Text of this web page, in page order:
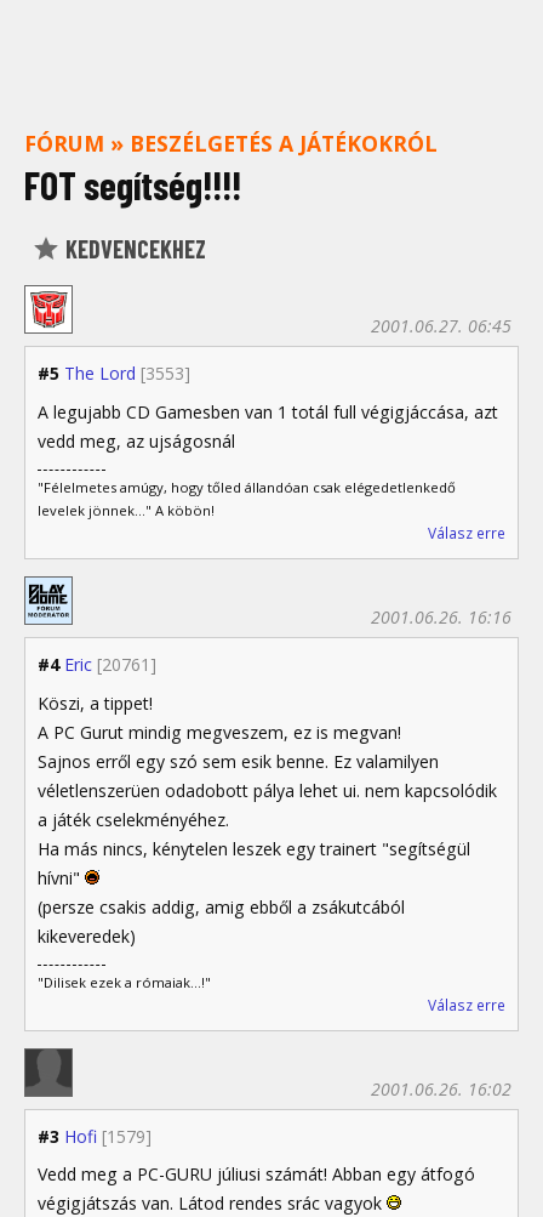
FÓRUM » BESZÉLGETÉS A JÁTÉKOKRÓL
FOT segítség!!!!
KEDVENCEKHEZ
#5 The Lord [3553]
2001.06.27. 06:45
A legujabb CD Gamesben van 1 totál full végigjáccása, azt
vedd meg, az ujságosnál
"Félelmetes amúgy, hogy tőled állandóan csak elégedetlenkedő
levelek jönnek..." A köbön!
Válasz erre
#4 Eric [20761]
2001.06.26. 16:16
Köszi, a tippet!
A PC Gurut mindig megveszem, ez is megvan!
Sajnos erről egy szó sem esik benne. Ez valamilyen
véletlenszerüen odadobott pálya lehet ui. nem kapcsolódik
a játék cselekményéhez.
Ha más nincs, kénytelen leszek egy trainert "segítségül
hívni"
(persze csakis addig, amig ebből a zsákutcából
kikeveredek)
"Dilisek ezek a rómaiak...!"
Válasz erre
#3 Hofi [1579]
2001.06.26. 16:02
Vedd meg a PC-GURU júliusi számát! Abban egy átfogó
végigjátszás van. Látod rendes srác vagyok